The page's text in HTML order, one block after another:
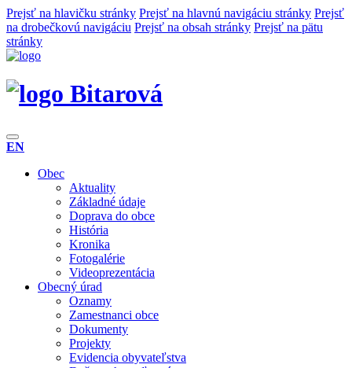
Prejsť na hlavičku stránky Prejsť na hlavnú navigáciu stránky Prejsť
na drobečkovú navigáciu Prejsť na obsah stránky Prejsť na pätu
stránky
Bitarová
EN
Obec
Aktuality
Základné údaje
Doprava do obce
História
Kronika
Fotogalérie
Videoprezentácia
Obecný úrad
Oznamy
Zamestnanci obce
Dokumenty
Projekty
Evidencia obyvateľstva